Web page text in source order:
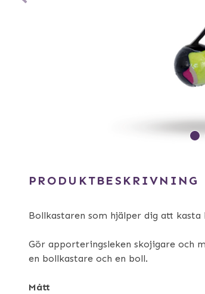
PRODUKTBESKRIVNING
Bollkastaren som hjälper dig att kasta
Gör apporteringsleken skojigare och
en bollkastare och en boll.
Mått